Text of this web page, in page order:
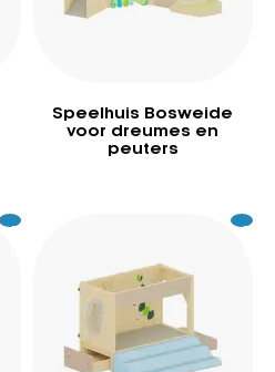
Speelhuis Bosweide
voor dreumes en
peuters
6.149
Excl.
Excl.